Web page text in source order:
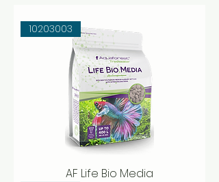
10203003
AF Life Bio Media